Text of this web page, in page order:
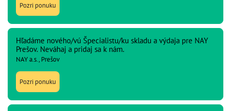
Pozri ponuku
Hľadáme nového/vú Špecialistu/ku skladu a výdaja pre NAY
Prešov. Neváhaj a pridaj sa k nám.
NAY a.s., Prešov
Pozri ponuku